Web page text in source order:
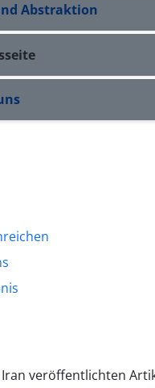
Abstraktion
veröffentlichten